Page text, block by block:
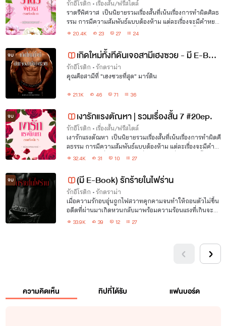
รักอีโรติก • เรื่องสั้น/ฟรีสไตล์
ราตรีพิศวาส เป็นนิยายรวมเรื่องสั้นที่เน้นเรื่องการทำผิดศิลธ
รรม การมีความสัมพันธ์แบบต้องห้าม แต่ละเรื่องจะมีคำหยา
บคาย ดิบ เถื่อน และใช้คำที่รุนแรง ใครที่ชอบแนวนี้เข้ามาอ่า
20.4K 23 27 24
จบ
เกิดใหม่ทั้งทีดันเจอสามีเฮงซวย - มี E-Boo
k
รักอีโรติก • รักดราม่า
คุณคือสามีที่ "เฮงซวยที่สุด" มาร์ติน
21.1K 46 71 36
จบ เงารักแรงตัณหา | รวมเรื่องสั้น 7 #20ep.
รักอีโรติก • เรื่องสั้น/ฟรีสไตล์
เงารักแรงตัณหา เป็นนิยายรวมเรื่องสั้นที่เน้นเรื่องการทำผิดศี
ลธรรม การมีความสัมพันธ์แบบต้องห้าม แต่ละเรื่องจะมีคำห
ยาบคาย ดิบ เถื่อน และใช้คำที่รุนแรง ใครที่ชอบแนวนี้เข้ามา
32.4K 31 10 27
จบ (มี E-Book) รักร้ายในไฟร่าน
รักอีโรติก • รักดราม่า
เมื่อความรักอบอุ่นถูกไฟสวาทคุกคามจนทำให้ถอนตัวไม่ขึ้น
อดีตที่ผ่านมาเกิดหวนกลับมาพร้อมความร้อนแรงที่เกินจะห้า
มใจ33.9K 39 12 27
ความคิดเห็น ทิปที่ได้รับ แฟนบอร์ด